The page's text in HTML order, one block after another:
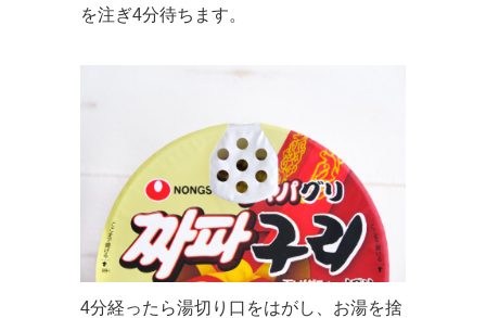
を注ぎ4分待ちます。
4分経ったら湯切り口をはがし、お湯を捨